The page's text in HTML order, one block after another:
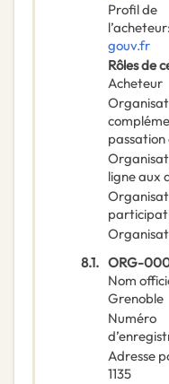
Profil de
l’acheteur:
gouv.fr
Rôles de
Acheteur
ligne aux
8.1. ORG-
Nom
Grenoble
Numéro
Adresse
1135